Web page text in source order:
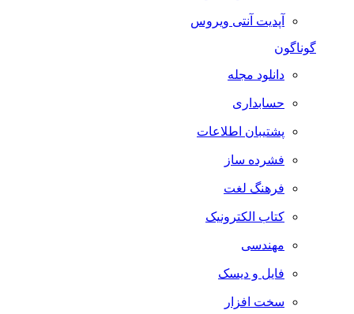
آپدیت آنتی ویروس
گوناگون
دانلود مجله
حسابداری
پشتیبان اطلاعات
فشرده ساز
فرهنگ لغت
کتاب الکترونیک
مهندسی
فایل و دیسک
سخت افزار